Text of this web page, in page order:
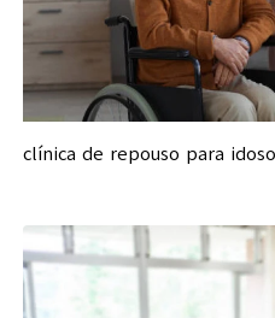
clínica de repouso para